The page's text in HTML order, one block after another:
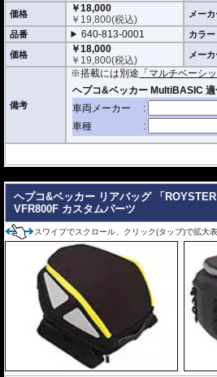
・シャープなイメージを演出するエッジの効い
グ「Royster」C-Bow用と統一されたデザイン
・ソフトバッグでありながら型くずれを起こ
を誇り、高速走行でも安心してご利用いただ
0km/h)。
・防水仕様 (完全防水を保証するものではあり
・サイドにあしらわれたトライアングルデザ
・ バッグの開閉ロックやバッグの車体へのロ
ション
の使用が可能。
・サイズ H x W x D : 約15 x 26 x 30 cm
価格
￥18,000
￥ 19,800(税込) メー
品番 640-813-0001 カラー
価格
￥18,000
￥ 19,800(税込) メー
備考
※搭載には別途 「マルチベーシ
ヘプコ&ベッカー リアバッグ 「ROYSTER
VFR800F カスタムパーツ
スワイプでスクロール、クリック(タップ)で拡大